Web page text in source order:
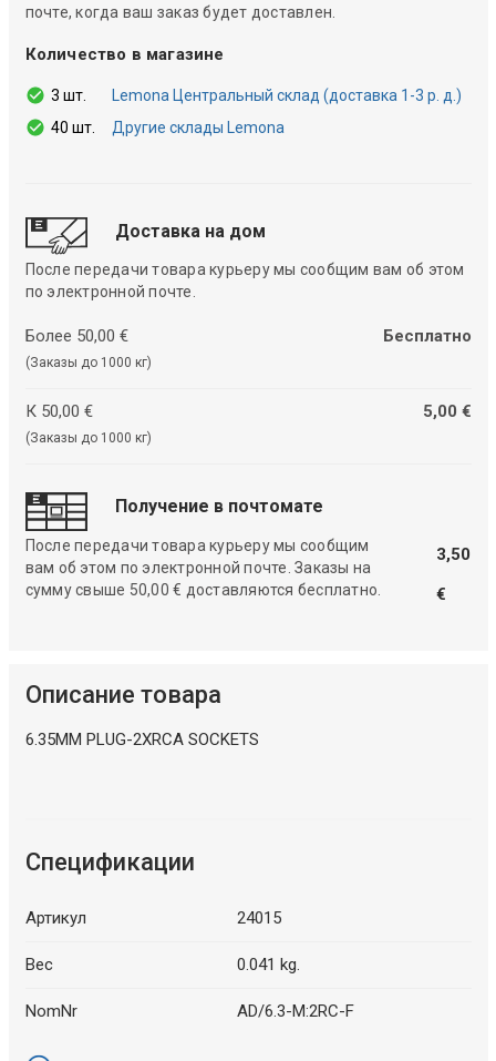
почте, когда ваш заказ будет доставлен.
Количество в магазине
3 шт.
Lemona Центральный склад (доставка 1-3 р. д.)
40 шт.
Другие склады Lemona
Доставка на дом
После передачи товара курьеру мы сообщим вам об этом
по электронной почте.
Более 50,00 €
(Заказы до 1000 кг)
Бесплатно
К 50,00 €
(Заказы до 1000 кг)
5,00 €
Получение в почтомате
После передачи товара курьеру мы сообщим
вам об этом по электронной почте. Заказы на
сумму свыше 50,00 € доставляются бесплатно.
3,50
€
Описание товара
6.35MM PLUG-2XRCA SOCKETS
Спецификации
Артикул 24015
Вес 0.041 kg.
NomNr AD/6.3-M:2RC-F